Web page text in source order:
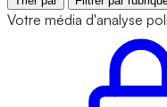
Votre média d'analyse